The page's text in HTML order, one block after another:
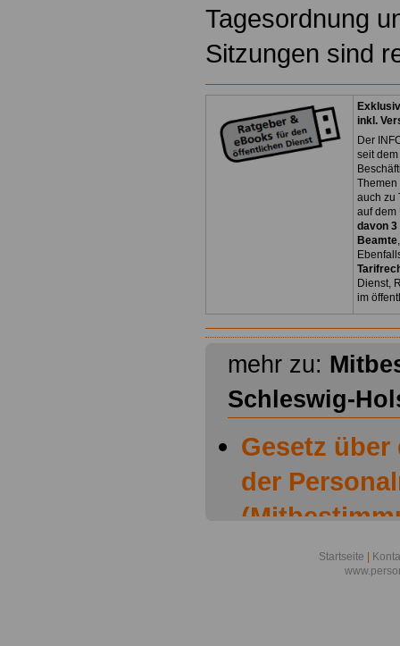
Tagesordnung
Sitzungen sind
inkl.
Der
seit
Themen
auch zu
auf dem
davon 3
Beamte
Dienst,
im
mehr zu:
Schleswig-
Gesetz
der
Schleswig-
Startseite